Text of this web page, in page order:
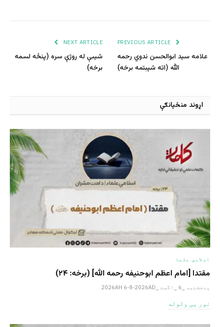
علامه سید ابوالحسن ندوي رحمه
الله (اته شپېتمه برخه)
NEXT ARTICLE
شیبې له روژې سره (پنځه لسمه
برخه)
اړوند منځپانګې
اسلامي علما
مقتدا [امام اعظم ابوحنیفه رحمه الله‎] (برخه: ۲۴)
پنجشنبه _6 _اگست _2026AH 6-8-2026AD
نور یی ولوله